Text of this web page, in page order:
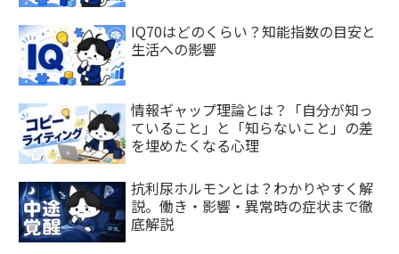
IQ70はどのくらい？知能指数の目安と
生活への影響
情報ギャップ理論とは？「自分が知っ
ていること」と「知らないこと」の差
を埋めたくなる心理
抗利尿ホルモンとは？わかりやすく解
説。働き・影響・異常時の症状まで徹
底解説